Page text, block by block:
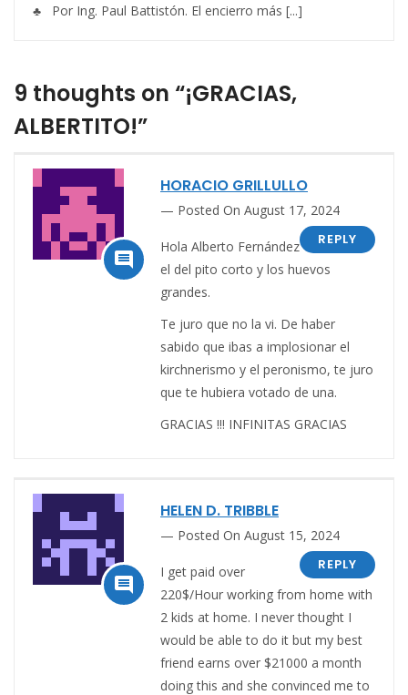
♣ Por Ing. Paul Battistón. El encierro más [...]
9 thoughts on “¡GRACIAS,
ALBERTITO!”

HORACIO GRILLULLO
Posted On August 17, 2024
REPLY
Hola Alberto Fernández
el del pito corto y los huevos
grandes.
Te juro que no la vi. De haber
sabido que ibas a implosionar el
kirchnerismo y el peronismo, te juro
que te hubiera votado de una.
GRACIAS !!! INFINITAS GRACIAS

HELEN D. TRIBBLE
Posted On August 15, 2024
REPLY
I get paid over
220$/Hour working from home with
2 kids at home. I never thought I
would be able to do it but my best
friend earns over $21000 a month
doing this and she convinced me to